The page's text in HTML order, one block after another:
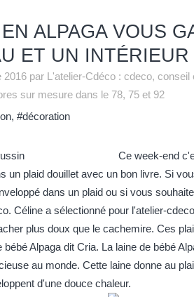
ALPAGA VOUS
ET UN
2016 par L'atelier-Cdéco : cdeco, conseil
sur mesure dans le 78, 75 et 92
, #décoration
Ce week-end
un plaid douillet avec un bon livre. Si
dans un plaid ou si vous
. Céline a sélectionné pour l'atelier-cdeco
plus doux que le cachemire. Ces
bébé Alpaga dit Cria. La laine de bébé
au monde. Cette laine donne au
d'une douce chaleur.